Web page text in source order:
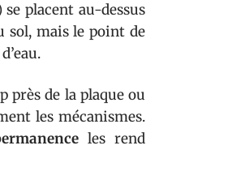
placent au-dessus
sol, mais le point de
près de la plaque ou
les mécanismes.
les rend